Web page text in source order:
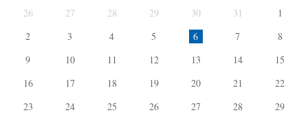
26 27 28 29 30 31
1
2
3 4 5 6 7
8
9
10 11 12 13 14
15
16
17 18 19 20 21
22
23
24 25 26 27 28
29